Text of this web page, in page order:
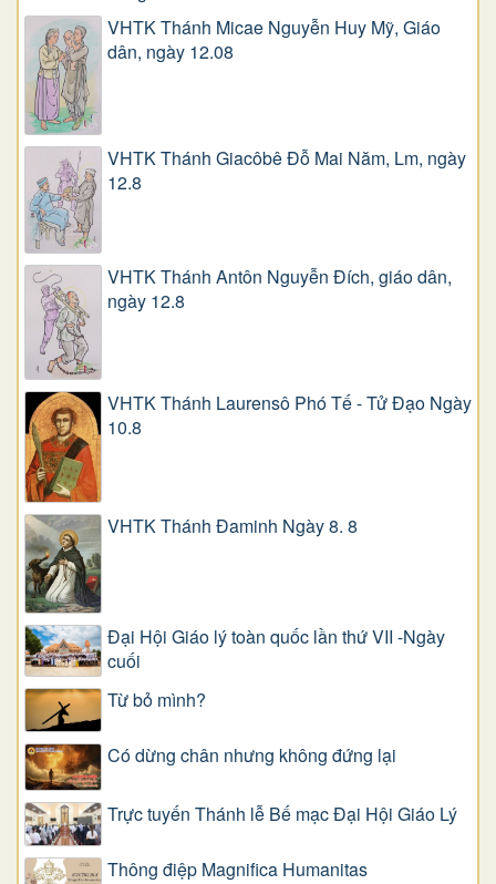
VHTK Thánh Micae Nguyễn Huy Mỹ, Giáo
dân, ngày 12.08
VHTK Thánh Giacôbê Ðỗ Mai Năm, Lm, ngày
12.8
VHTK Thánh Antôn Nguyễn Ðích, giáo dân,
ngày 12.8
VHTK Thánh Laurensô Phó Tế - Tử Đạo Ngày
10.8
VHTK Thánh Đaminh Ngày 8. 8
Đại Hội Giáo lý toàn quốc lần thứ VII -Ngày
cuối
Từ bỏ mình?
Có dừng chân nhưng không đứng lại
Trực tuyến Thánh lễ Bế mạc Đại Hội Giáo Lý
Thông điệp Magnifica Humanitas